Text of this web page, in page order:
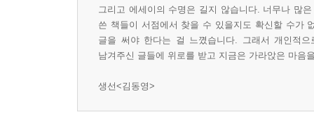
그리고 에세이의 수명은 길지 않습니다. 너무나 많
쓴 책들이 서점에서 찾을 수 있을지도 확신할 수가
글을 써야 한다는 걸 느꼈습니다. 그래서 개인적
남겨주신 글들에 위로를 받고 지금은 가라앉은 마음
생선<김동영>